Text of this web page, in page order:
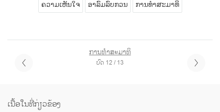
ຄວາມເຫັນໃຈ ອາລົມລົບກວນ ການທຳສະມາທິ
ການທຳສະມາທິ
ບົດ 12 / 13
ເນື້ອໃນທີ່ກ່ຽວຂ້ອງ